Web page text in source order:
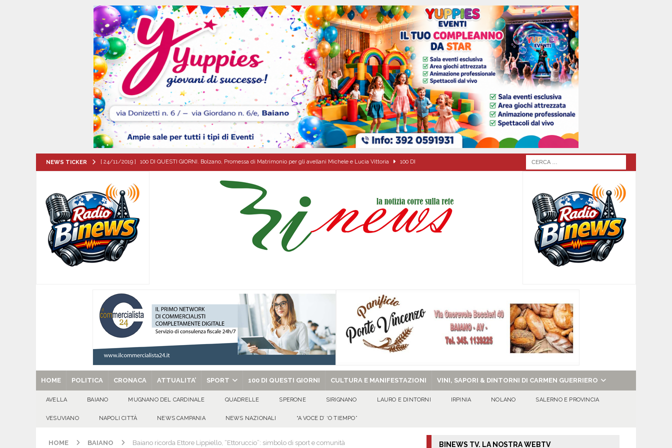
NEWS TICKER [ 24/11/2019 ] 100 DI QUESTI GIORNI. Bolzano, Promessa di Matrimonio per gli avellani Michele e Lucia Vittoria 100 DI
[ 07/08/2026 ] Visciano celebra Padre Arturo D’Onofrio: due giorni di fede nel ricordo del fondatore
MANIFESTAZIONI
[ 07/08/2026 ] MUGNANO DEL CARDINALE. L’Ipocrisia delle Apparenze e il Sociale Negato: il Caso del Centro Sociale mai
usato – abbandonato – vandalizzato e destinato al privato EVIDENZA
[ 07/08/2026 ]
una cultura collettiva. Nessuna crescita economica può prescindere dalla tutela della vita umana” CULTURA E
MANIFESTAZIONI
[ 07/08/2026 ] Casino senza KYC: cosa sono e come funzionano in Italia CULTURA E MANIFESTAZIONI
[ 29/08/2025 ] SANT’Oggi. Venerdì 29 agosto la chiesa celebra il Martirio di san Giovanni Battista e santa Sabina EVIDENZA
HOME POLITICA CRONACA ATTUALITA’ SPORT 100 DI QUESTI GIORNI CULTURA E MANIFESTAZIONI VINI, SAPORI & DINTORNI DI CARMEN GUERRIERO
AVELLA BAIANO MUGNANO DEL CARDINALE QUADRELLE SPERONE SIRIGNANO LAURO E DINTORNI IRPINIA NOLANO SALERNO E PROVINCIA
VESUVIANO NAPOLI CITTÀ NEWS CAMPANIA NEWS NAZIONALI “A VOCE D’ ‘O TIEMPO”
HOME BAIANO Baiano ricorda Ettore Lippiello, “Ettoruccio”: simbolo di sport e comunità BINEWS TV. LA NOSTRA WEBTV